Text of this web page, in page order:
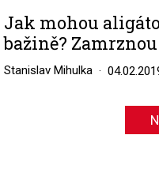
Jak mohou
bažině?
Stanislav Mihulka